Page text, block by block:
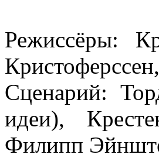
Режиссёры:
Сценарий:
идеи),
Филипп